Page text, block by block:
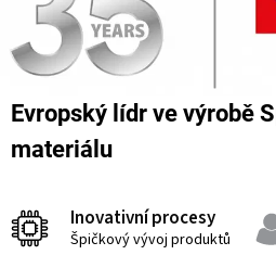
Evropský lídr ve výrobě
materiálu
Inovativní procesy
Špičkový vývoj produktů